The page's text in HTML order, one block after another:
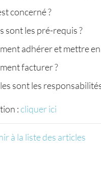
concerné ?
sont les pré-requis ?
adhérer et mettre
facturer ?
sont les
:cliquer ici
à la liste des articles